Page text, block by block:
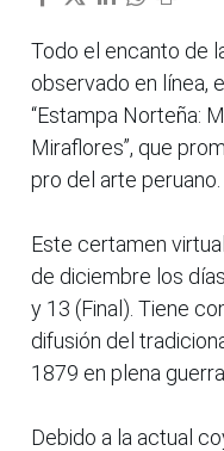
Todo el encanto de
observado en línea,
“Estampa Norteña:
Miraflores”, que
pro del arte peruano.
Este certamen
de diciembre los
y 13 (Final). Tiene
difusión del
1879 en plena
Debido a la actual